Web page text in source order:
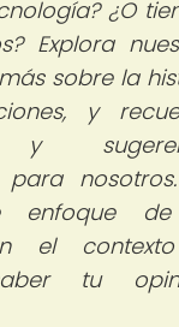
¿O
Explora
sobre la
y
y
para
enfoque
el
saber tu